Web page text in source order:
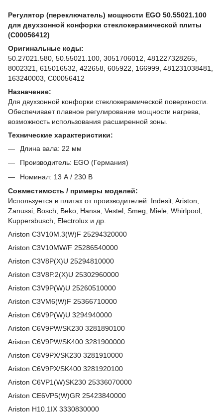
Регулятор (переключатель) мощности EGO 50.55021.100
для двухзонной конфорки стеклокерамической плиты
(C00056412)
Оригинальные коды:
50.27021.580, 50.55021.100, 3051706012, 481227328265,
8002321, 615016532, 422658, 605922, 166999, 481231038481,
163240003, C00056412
Назначение:
Для двухзонной конфорки стеклокерамической поверхности.
Обеспечивает плавное регулирование мощности нагрева,
возможность использования расширенной зоны.
Технические характеристики:
Длина вала: 22 мм
Производитель: EGO (Германия)
Номинал: 13 А / 230 В
Совместимость / примеры моделей:
Используется в плитах от производителей: Indesit, Ariston,
Zanussi, Bosch, Beko, Hansa, Vestel, Smeg, Miele, Whirlpool,
Kuppersbusch, Electrolux и др.
Ariston C3V10M.3(W)F 25294320000
Ariston C3V10MW/F 25286540000
Ariston C3V8P(X)U 25294810000
Ariston C3V8P.2(X)U 25302960000
Ariston C3V9P(W)U 25260510000
Ariston C3VM6(W)F 25366710000
Ariston C6V9P(W)U 3294940000
Ariston C6V9PW/SK230 3281890100
Ariston C6V9PW/SK400 3281900000
Ariston C6V9PX/SK230 3281910000
Ariston C6V9PX/SK400 3281920100
Ariston C6VP1(W)SK230 25336070000
Ariston CE6VP5(W)GR 25423840000
Ariston H10.1IX 3330830000